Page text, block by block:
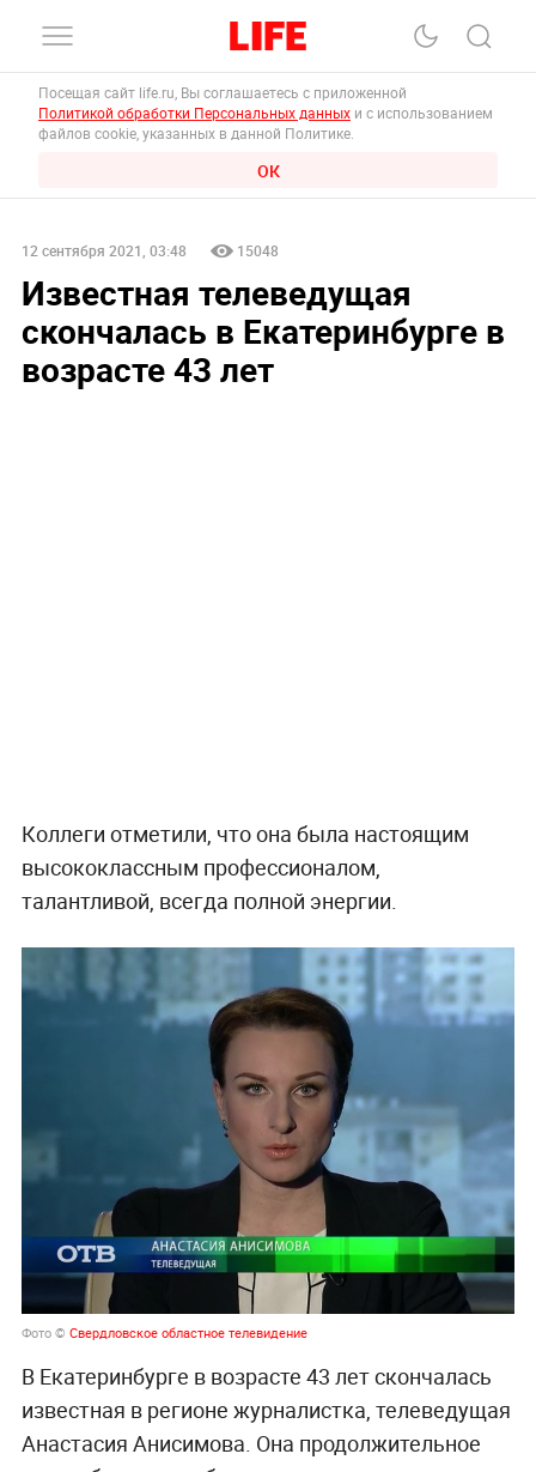
Посещая сайт life.ru, Вы соглашаетесь с приложенной
Политикой обработки Персональных данных и с использованием
файлов cookie, указанных в данной Политике.
ОК
12 сентября 2021, 03:48 15048
Известная телеведущая
скончалась в Екатеринбурге в
возрасте 43 лет
Коллеги отметили, что она была настоящим
высококлассным профессионалом,
талантливой, всегда полной энергии.
Фото © Свердловское областное телевидение
В Екатеринбурге в возрасте 43 лет скончалась
известная в регионе журналистка, телеведущая
Анастасия Анисимова. Она продолжительное